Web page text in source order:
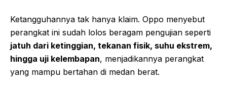
Ketangguhannya tak hanya klaim. Oppo menyebut
perangkat ini sudah lolos beragam pengujian seperti
jatuh dari ketinggian, tekanan fisik, suhu ekstrem,
hingga uji kelembapan, menjadikannya perangkat
yang mampu bertahan di medan berat.